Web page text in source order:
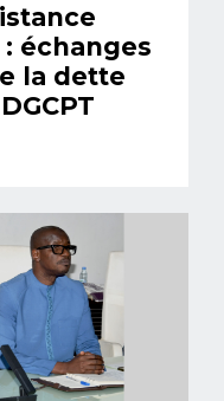
échanges
la dette